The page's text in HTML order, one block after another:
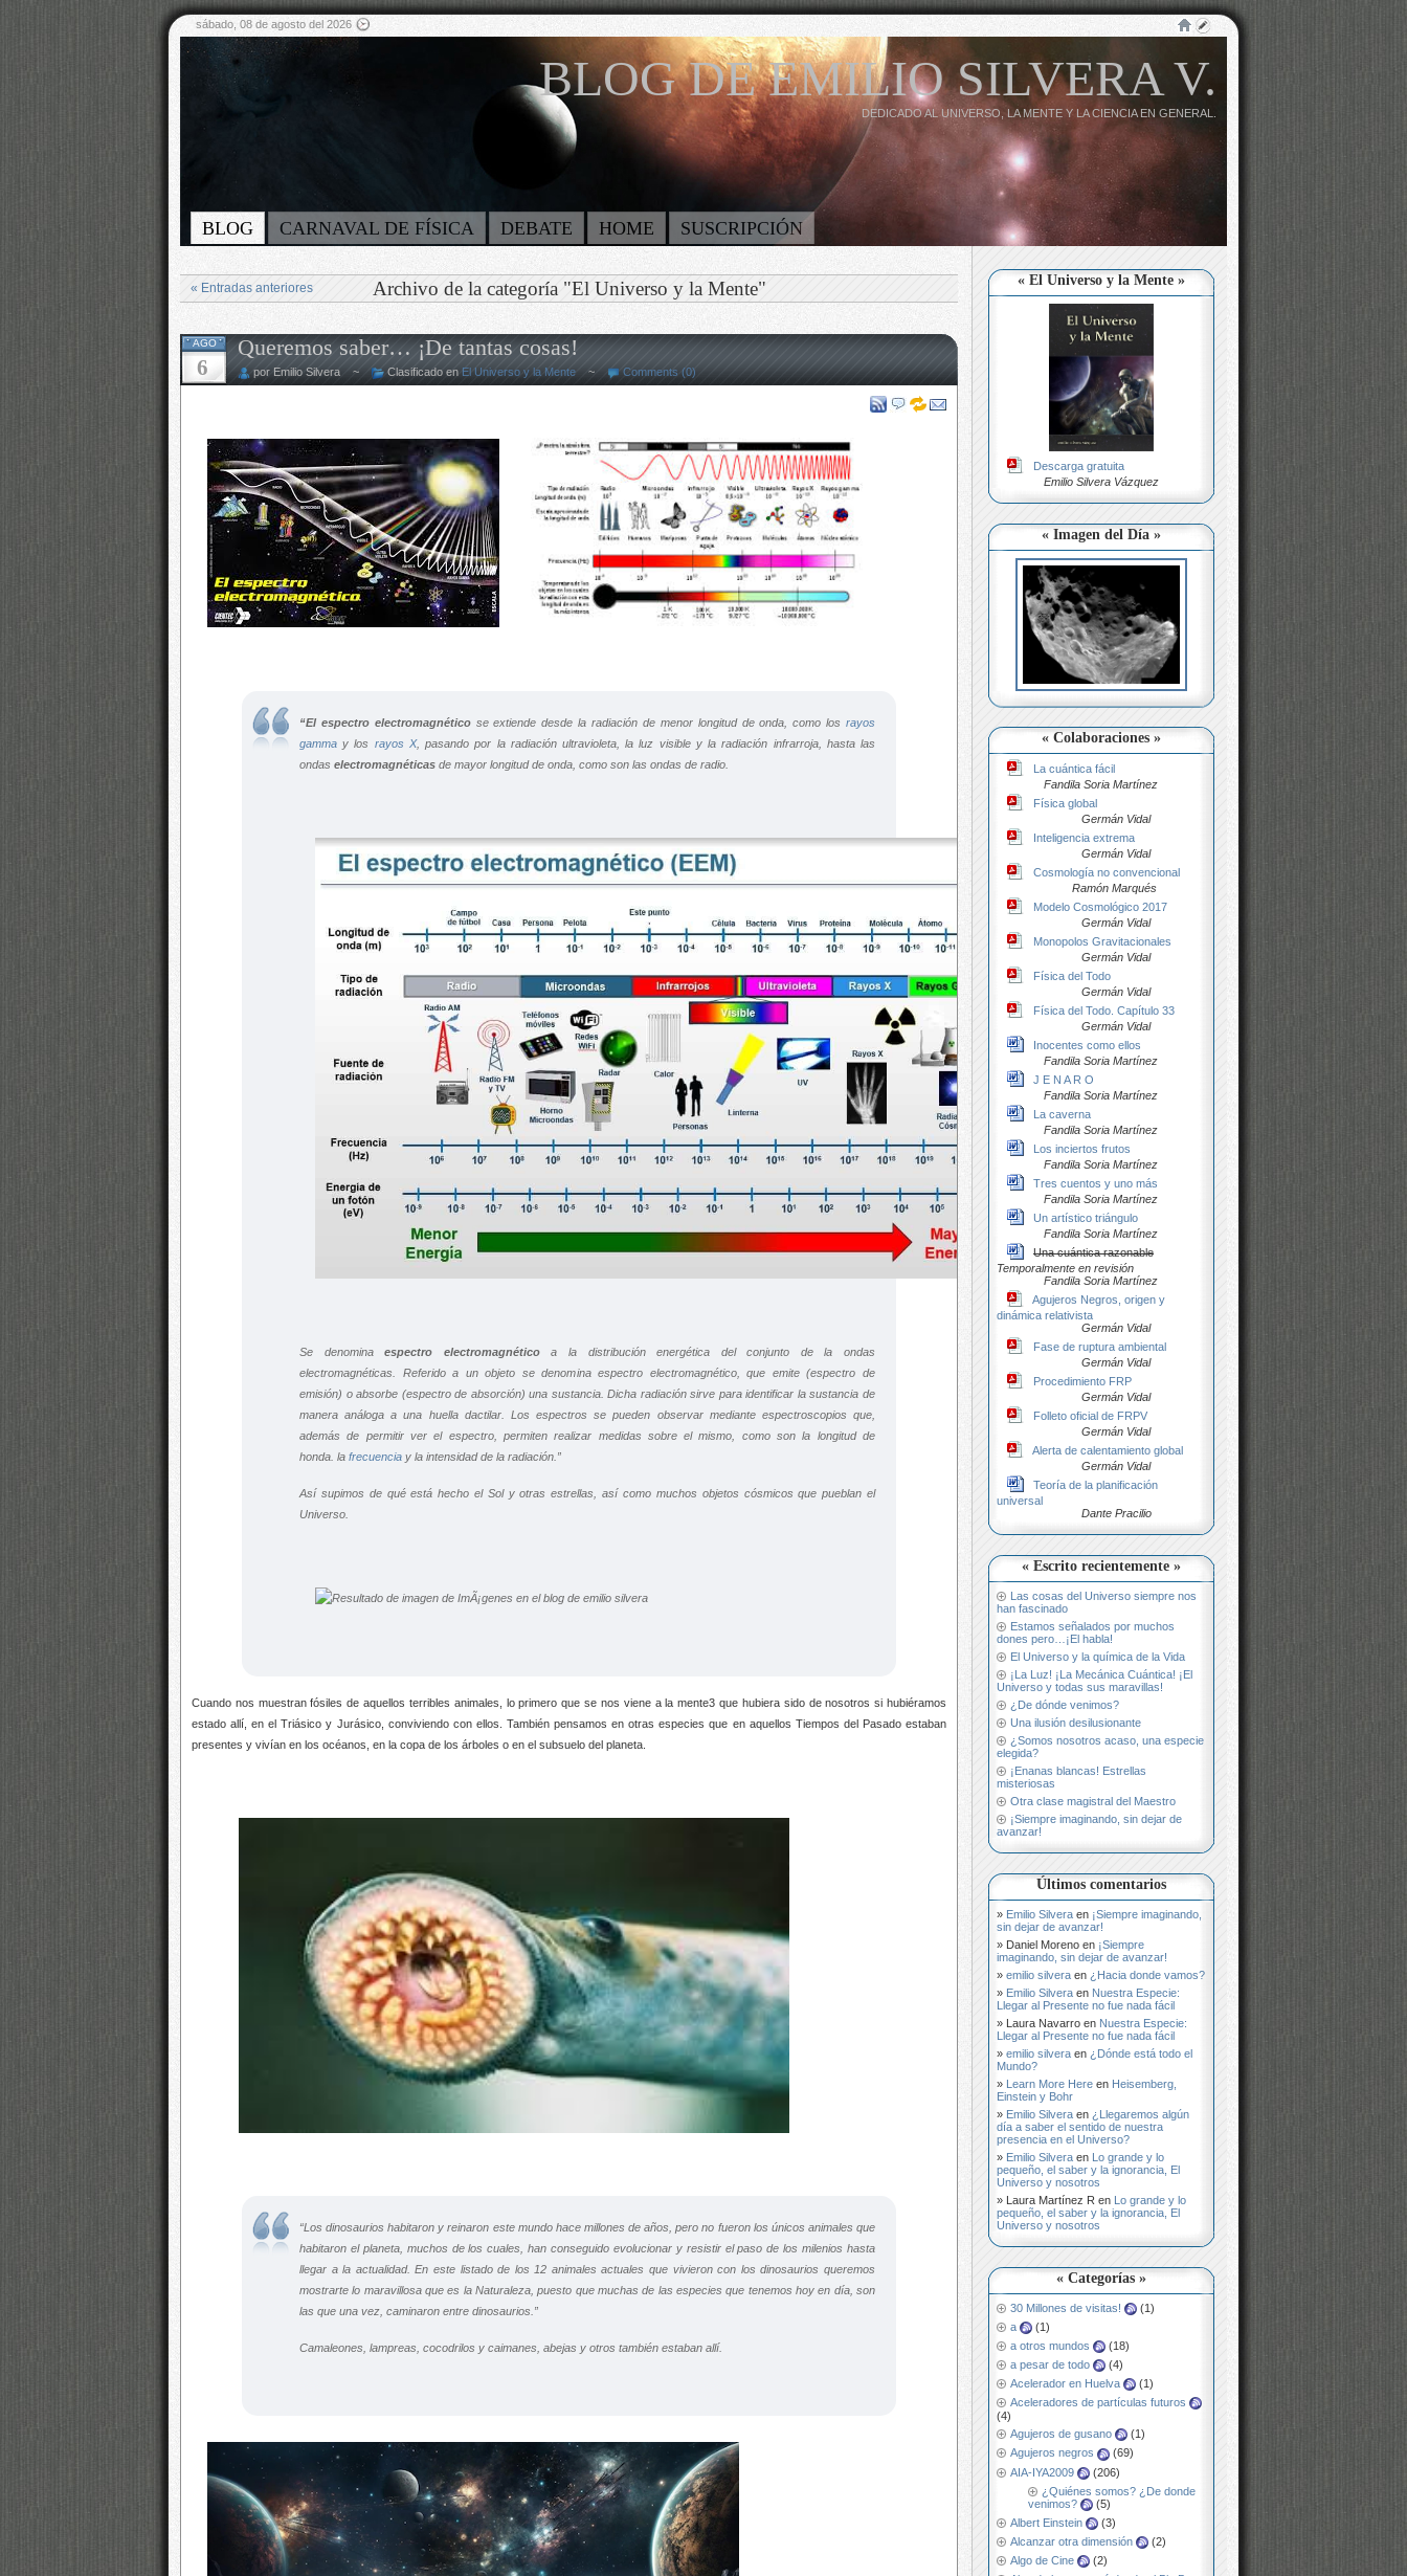
sábado, 08 de agosto del 2026
BLOG DE EMILIO SILVERA V.
DEDICADO AL UNIVERSO, LA MENTE Y LA CIENCIA EN GENERAL.
BLOG CARNAVAL DE FÍSICA DEBATE HOME SUSCRIPCIÓN
« El Universo y la Mente »
Descarga gratuita
Emilio Silvera Vázquez
« Imagen del Día »
« Colaboraciones »
La cuántica fácil
Fandila Soria Martínez
Física global
Germán Vidal
Inteligencia extrema
Germán Vidal
Cosmología no convencional
Ramón Marqués
Modelo Cosmológico 2017
Germán Vidal
Monopolos Gravitacionales
Germán Vidal
Física del Todo
Germán Vidal
Física del Todo. Capítulo 33
Germán Vidal
Inocentes como ellos
Fandila Soria Martínez
J E N A R O
Fandila Soria Martínez
La caverna
Fandila Soria Martínez
Los inciertos frutos
Fandila Soria Martínez
Tres cuentos y uno más
Fandila Soria Martínez
Un artístico triángulo
Fandila Soria Martínez
Una cuántica razonable
Temporalmente en revisión
Fandila Soria Martínez
Agujeros Negros, origen y
dinámica relativista
Germán Vidal
Fase de ruptura ambiental
Germán Vidal
Procedimiento FRP
Germán Vidal
Folleto oficial de FRPV
Germán Vidal
Alerta de calentamiento global
Germán Vidal
Teoría de la planificación
universal
Dante Pracilio
« Escrito recientemente »
Las cosas del Universo siempre nos
han fascinado
Estamos señalados por muchos
dones pero…¡El habla!
El Universo y la química de la Vida
¡La Luz! ¡La Mecánica Cuántica! ¡El
Universo y todas sus maravillas!
¿De dónde venimos?
Una ilusión desilusionante
¿Somos nosotros acaso, una especie
elegida?
¡Enanas blancas! Estrellas
misteriosas
Otra clase magistral del Maestro
¡Siempre imaginando, sin dejar de
avanzar!
Últimos comentarios
Emilio Silvera en ¡Siempre imaginando,
sin dejar de avanzar!
Daniel Moreno en ¡Siempre
imaginando, sin dejar de avanzar!
emilio silvera en ¿Hacia donde vamos?
Emilio Silvera en Nuestra Especie:
Llegar al Presente no fue nada fácil
Laura Navarro en Nuestra Especie:
Llegar al Presente no fue nada fácil
emilio silvera en ¿Dónde está todo el
Mundo?
Learn More Here en Heisemberg,
Einstein y Bohr
Emilio Silvera en ¿Llegaremos algún
día a saber el sentido de nuestra
presencia en el Universo?
Emilio Silvera en Lo grande y lo
pequeño, el saber y la ignorancia, El
Universo y nosotros
Laura Martínez R en Lo grande y lo
pequeño, el saber y la ignorancia, El
Universo y nosotros
« Categorías »
30 Millones de visitas!
(1)
a
(1)
a otros mundos
(18)
a pesar de todo
(4)
Acelerador en Huelva
(1)
Aceleradores de partículas futuros
(4)
Agujeros de gusano
(1)
Agujeros negros
(69)
AIA-IYA2009
(206)
¿Quiénes somos? ¿De donde
venimos?
(5)
Albert Einstein
(3)
Alcanzar otra dimensión
(2)
Algo de Cine
(2)
Archivo de la categoría "El Universo y la Mente"
« Entradas anteriores
AGO
6
Queremos saber… ¡De tantas cosas!
por Emilio Silvera ~ Clasificado en El Universo y la Mente ~ Comments (0)
“El espectro electromagnéticose extiende desde la radiación de menor longitud de onda, como losrayos
gamma y los rayos X, pasando por la radiación ultravioleta, la luz visible y la radiación infrarroja, hasta las
ondas electromagnéticas de mayor longitud de onda, como son las ondas de radio.
Se denominaespectro electromagnéticoa la distribución energética del conjunto de la ondas
electromagnéticas. Referido a un objeto se denominaespectro electromagnético,
que emite (espectro de
emisión) o absorbe (espectro de absorción) una sustancia. Dicha radiación sirve para identificar la sustancia de
manera análoga a una huella dactilar. Los espectros se pueden observar mediante espectroscopios que,
además de permitir ver el espectro, permiten realizar medidas sobre el mismo, como son la longitud de
honda. la frecuencia y la intensidad de la radiación.”
Así supimos de qué está hecho el Sol y otras estrellas, así como muchos objetos cósmicos que pueblan el
Universo.
Cuando nos muestran fósiles de aquellos terribles animales, lo primero que se nos viene a la mente3 que hubiera sido de nosotros si hubiéramos
estado allí, en el Triásico y Jurásico, conviviendo con ellos. También pensamos en otras especies que en aquellos Tiempos del Pasado estaban
presentes y vivían en los océanos, en la copa de los árboles o en el subsuelo del planeta.
“Los dinosaurios habitaron y reinaron este mundo hace millones de años, pero no fueron los únicos animales que
habitaron el planeta, muchos de los cuales, han conseguido evolucionar y resistir el paso de los milenios hasta
llegar a la actualidad. En este listado de los 12 animales actuales que vivieron con los dinosaurios queremos
mostrarte lo maravillosa que es la Naturaleza, puesto que muchas de las especies que tenemos hoy en día, son
las que una vez, caminaron entre dinosaurios.”
Camaleones, lampreas, cocodrilos y caimanes, abejas y otros también estaban allí.